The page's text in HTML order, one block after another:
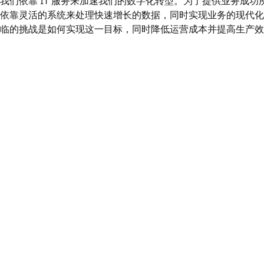
靠灵活的系统来处理快速增长的数据，同时实现业务的现代
的挑战是如何实现这一目标，同时降低运营成本并提高生产效